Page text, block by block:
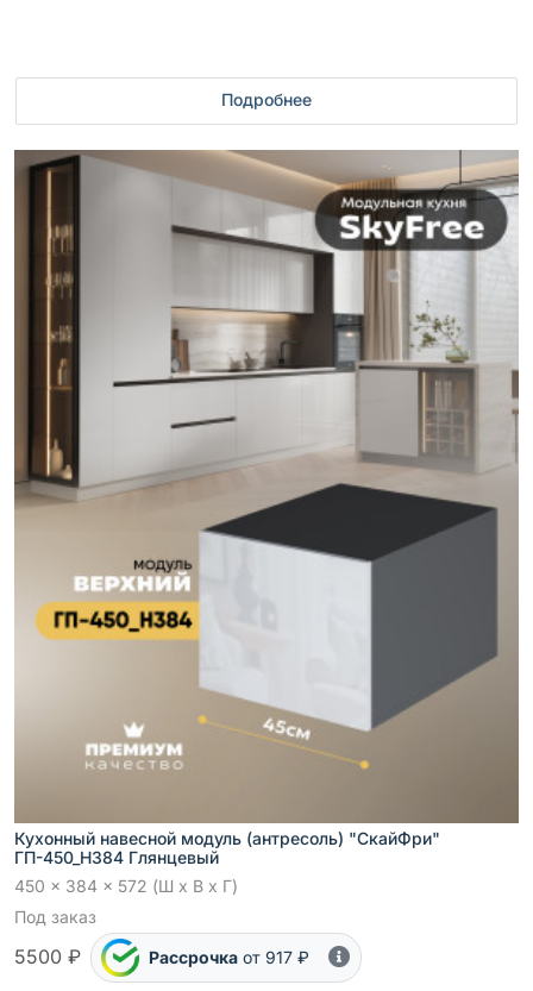
Подробнее
Кухонный навесной модуль (антресоль) "СкайФри"
ГП-450_Н384 Глянцевый
450 x 384 x 572 (Ш x В x Г)
Под заказ
5500 ₽ Рассрочка от 917 ₽